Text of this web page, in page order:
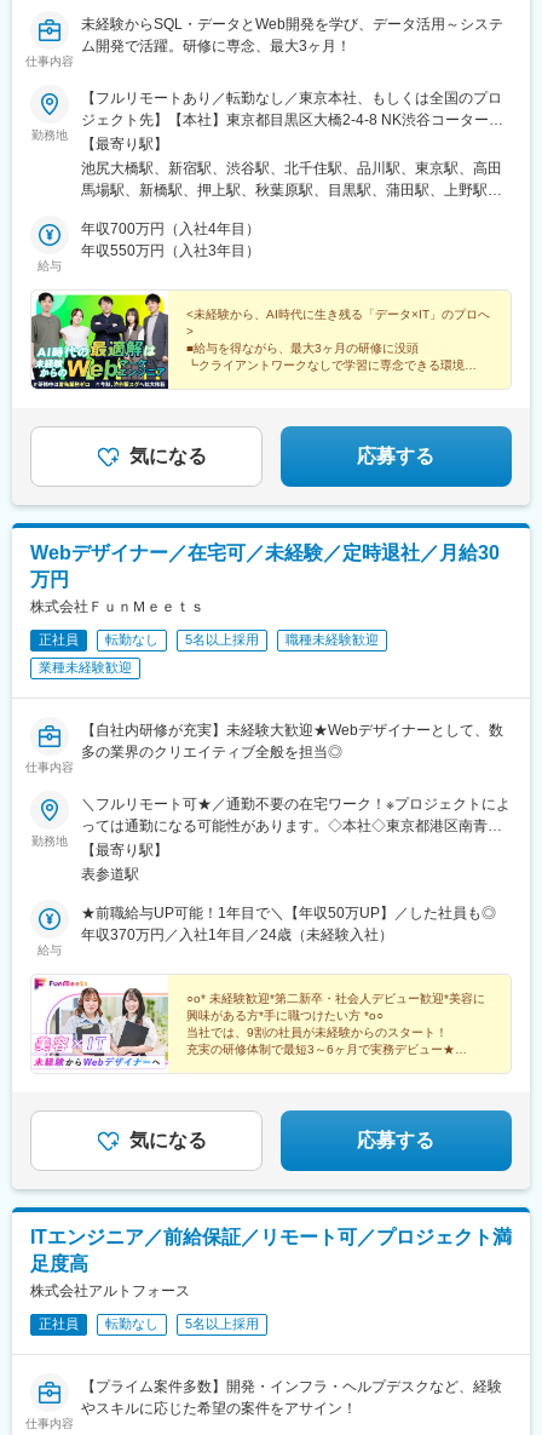
仕事内容
未経験からSQL・データとWeb開発を学び、データ活用～システ
ム開発で活躍。研修に専念、最大3ヶ月！
勤務地
【フルリモートあり／転勤なし／東京本社、もしくは全国のプロ
ジェクト先】【本社】東京都目黒区大橋2-4-8 NK渋谷コータース
305★今秋には、現在の約2倍の広さとなる新オフィス（渋谷駅か
ら徒歩2分！）への移転が確定しています。綺麗で広々とした環境
で、会社の急成長をダイレクトに味わいながら働くことができま
23区内中心その他勤務地：全国47都道府県にプロジェクトあり※
リモート、フルリモート案件あり。ご相談ください。※最大3ヶ月
【最寄り駅】
池尻大橋駅、新宿駅、渋谷駅、北千住駅、品川駅、東京駅、高田
馬場駅、新橋駅、押上駅、秋葉原駅、目黒駅、蒲田駅、上野駅、
都)、大門駅(東京都)、有楽町駅、吉祥寺駅、日暮里駅(舎人ライナ
ー)、五反田駅、田町駅(東京都)、中目黒駅、池袋駅、大崎駅、恵
田橋駅、市ケ谷駅、小竹向原駅、錦糸町駅、二子玉川駅、四ツ谷
駅、自由が丘駅、新木場駅、森下駅(東京都)、九段下駅、三軒茶屋
駅、荻窪駅、春日駅(東京都)、日本橋駅(東京都)、下北沢駅、神田
駅(東京都)、神泉駅、新宿駅(東京メトロ)、表参道駅、北品川駅、
二重橋前駅、西早稲田駅、汐留駅、とうきょうスカイツリー駅、
松町駅、銀座駅、井の頭公園駅、西日暮里駅、大崎広小路駅、三
田駅(東京都)、代官山駅、日暮里駅、東池袋駅、下神明駅、高輪ゲ
ートウェイ駅、立川北駅、江古田駅、住吉駅(東京都)、二子新地
院下駅、内幸町駅、岩本町駅、京急蒲田駅、京成上野駅、御成門
駅、銀座一丁目駅、西日暮里駅(舎人ライナー)、高輪台駅、白金高
都)、本郷三丁目駅、茅場町駅、新代田駅
給与
年収700万円（入社4年目）
年収550万円（入社3年目）
<未経験から、AI時代に生き残る「データ×IT」のプロへ
>
■給与を得ながら、最大3ヶ月の研修に没頭
┗クライアントワークなしで学習に専念できる環境
気になる 応募する
Webデザイナー／在宅可／未経験／定時退社／月給30
万円
株式会社ＦｕｎＭｅｅｔｓ
正社員 転勤なし 5名以上採用
職種未経験歓迎
業種未経験歓迎
仕事内容
【自社内研修が充実】未経験大歓迎★Webデザイナーとして、数
多の業界のクリエイティブ全般を担当◎
勤務地
＼フルリモート可★／通勤不要の在宅ワーク！※プロジェクトによ
っては通勤になる可能性があります。◇本社◇東京都港区南青山5
丁目12-27 Wise512 501 ◇アクセス◇最寄駅：表参道駅から徒
歩8分◇その他プロジェクト先◇東京・千葉・神奈川・埼玉 など
ワークも導入しています◎週2回リモートやフルリモートなど、柔
軟な働き方ができるのも当社の魅力の一つです！
【最寄り駅】
表参道駅
給与
★前職給与UP可能！1年目で＼【年収50万UP】／した社員も◎
年収370万円／入社1年目／24歳（未経験入社）
○o* 未経験歓迎*第二新卒・社会人デビュー歓迎*美容に
興味がある方*手に職つけたい方 *o○
当社では、9割の社員が未経験からのスタート！
充実の研修体制で最短3～6ヶ月で実務デビュー★
気になる 応募する
ITエンジニア／前給保証／リモート可／プロジェクト満
足度高
株式会社アルトフォース
正社員 転勤なし 5名以上採用
仕事内容
【プライム案件多数】開発・インフラ・ヘルプデスクなど、経験
やスキルに応じた希望の案件をアサイン！